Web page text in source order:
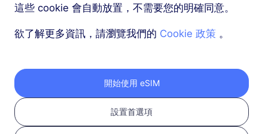
開始使用
確認您的設備支持 eSIM
這些 cookie 會自動放置，不需要您的明確同意。
欲了解更多資訊，請瀏覽我們的 Cookie 政策 。
開始使用 eSIM
設置首選項